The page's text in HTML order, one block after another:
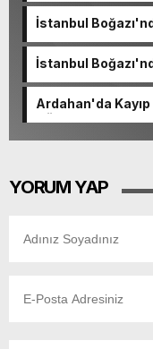
İstanbul
İstanbul
Ardahan'da
Gözaltında
YORUM YAP